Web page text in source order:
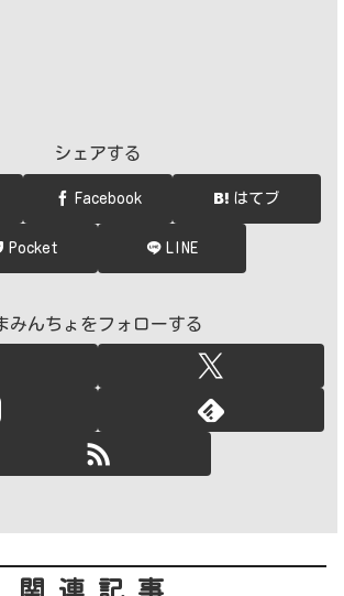
シェアする
Facebook はてブ
Pocket LINE
みんちょをフォローする
関連記事